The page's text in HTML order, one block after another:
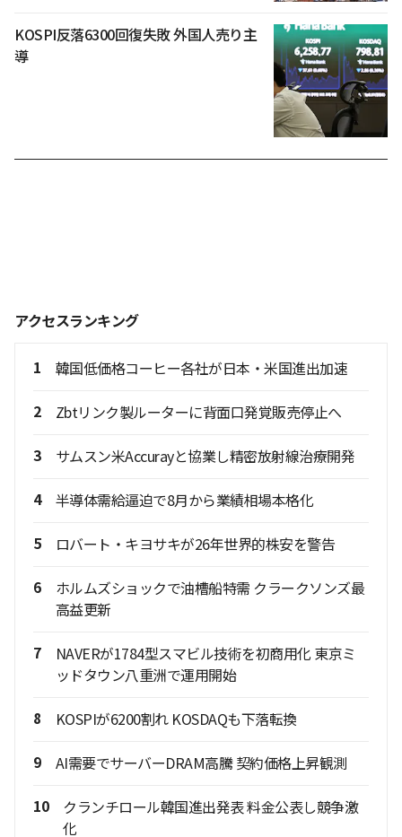
KOSPI反落6300回復失敗 外国人売り主
導
アクセスランキング
1 韓国低価格コーヒー各社が日本・米国進出加速
2 Zbtリンク製ルーターに背面口発覚販売停止へ
3 サムスン米Accurayと協業し精密放射線治療開発
4 半導体需給逼迫で8月から業績相場本格化
5 ロバート・キヨサキが26年世界的株安を警告
6
ホルムズショックで油槽船特需 クラークソンズ最
高益更新
7
NAVERが1784型スマビル技術を初商用化 東京ミ
ッドタウン八重洲で運用開始
8 KOSPIが6200割れ KOSDAQも下落転換
9 AI需要でサーバーDRAM高騰 契約価格上昇観測
10
クランチロール韓国進出発表 料金公表し競争激
化